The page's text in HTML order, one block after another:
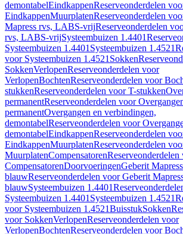
demontabelEindkappenReserveonderdelen
EindkappenMuurplatenReserveonderdelen
Mapress rvs, LABS-vrijReserveonderdelen
rvs, LABS-vrijSysteembuizen 1.4401
Systeembuizen 1.4401 Systeembuizen 1.4521
voor Systeembuizen 1.4521 Sokken
SokkenVerlopenReserveonderdelen voor
VerlopenBochtenReserveonderdelen voor
stukkenReserveonderdelen voor T-stukken
permanentReserveonderdelen voor
permanentOvergangen en verbindingen,
demontabelReserveonderdelen voor
demontabelEindkappenReserveonderdelen
EindkappenMuurplatenReserveonderdelen
MuurplatenCompensatorenReserveonderdelen
CompensatorenDoorvoeringenGeberit
blauwReserveonderdelen voor Geberit
blauwSysteembuizen 1.4401
Systeembuizen 1.4401 Systeembuizen 1.4521
voor Systeembuizen 1.4521BuisstukSokken
voor SokkenVerlopenReserveonderdelen voor
VerlopenBochtenReserveonderdelen voor